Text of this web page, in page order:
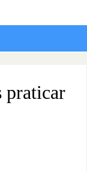
praticar